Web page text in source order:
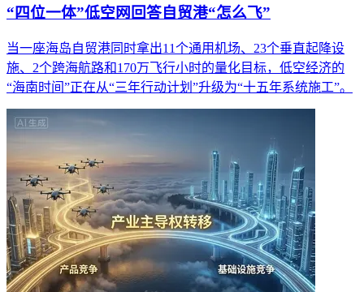
“四位一体”低空网回答自贸港“怎么飞”
当一座海岛自贸港同时拿出11个通用机场、23个垂直起降设
施、2个跨海航路和170万飞行小时的量化目标，低空经济的
“海南时间”正在从“三年行动计划”升级为“十五年系统施工”。